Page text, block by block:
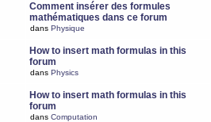
Comment insérer des formules
mathématiques dans ce forum
dans Physique
How to insert math formulas in this
forum
dans Physics
How to insert math formulas in this
forum
dans Computation